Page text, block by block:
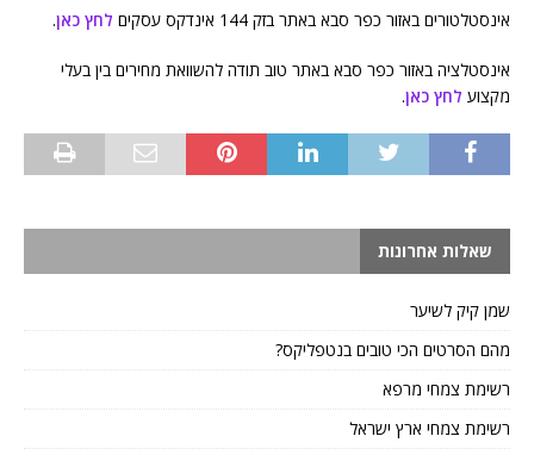
אינסטלטורים באזור כפר סבא באתר בזק 144 אינדקס עסקים לחץ כאן.
אינסטלציה באזור כפר סבא באתר טוב תודה להשוואת מחירים בין בעלי
מקצוע לחץ כאן.
שאלות אחרונות
שמן קיק לשיער
מהם הסרטים הכי טובים בנטפליקס?
רשימת צמחי מרפא
רשימת צמחי ארץ ישראל